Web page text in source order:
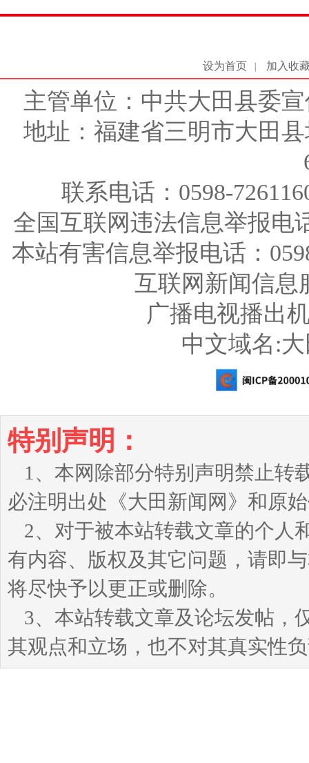
设为首页 加入收
主管单位：中共大田县委
地址：福建省三明市大田
联系电话：0598-
全国互联网违法信息举报电
本站有害信息举报电话：
互联网新闻信息
广播电视播出
中文域名:
特别声明：
1、本网除部分特别声明禁止转
必注明出处《大田新闻网》和原
2、对于被本站转载文章的个人
有内容、版权及其它问题，请即
将尽快予以更正或删除。
3、本站转载文章及论坛发帖，
其观点和立场，也不对其真实性